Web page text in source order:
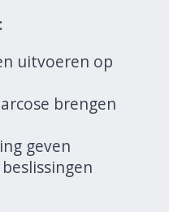
uitvoeren op
brengen
geven